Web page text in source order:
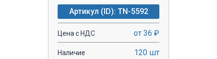
Артикул (ID): TN-5592
Цена с НДС от 36 ₽
Наличие 120 шт